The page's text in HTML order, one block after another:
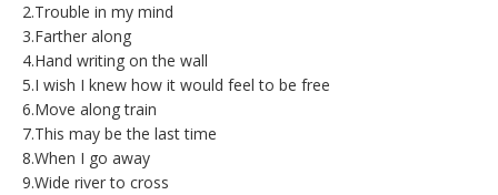
2.Trouble in my mind
3.Farther along
4.Hand writing on the wall
5.I wish I knew how it would feel to be free
6.Move along train
7.This may be the last time
8.When I go away
9.Wide river to cross